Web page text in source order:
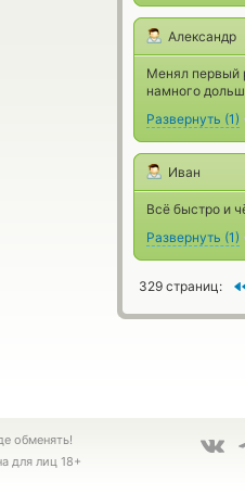
Александр
Менял первый
намного
Развернуть (1)
Иван
Всё быстро и
Развернуть (1)
329 страниц:
обменять!
для лиц 18+